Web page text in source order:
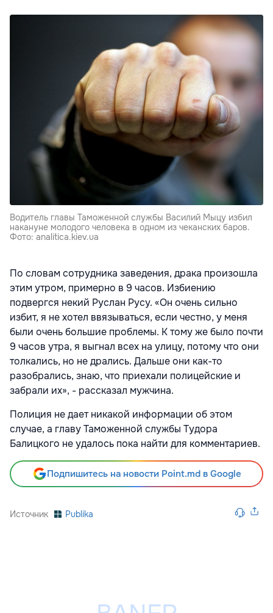
Водитель главы Таможенной службы Василий Мыцу избил
накануне молодого человека в одном из чеканских баров.
Фото: analitica.kiev.ua
По словам сотрудника заведения, драка произошла
этим утром, примерно в 9 часов. Избиению
подвергся некий Руслан Русу. «Он очень сильно
избит, я не хотел ввязываться, если честно, у меня
были очень большие проблемы. К тому же было почти
9 часов утра, я выгнал всех на улицу, потому что они
толкались, но не дрались. Дальше они как-то
разобрались, знаю, что приехали полицейские и
забрали их», - рассказал мужчина.
Полиция не дает никакой информации об этом
случае, а главу Таможенной службы Тудора
Балицкого не удалось пока найти для комментариев.
Подпишитесь на новости Point.md в Google
Источник Publika